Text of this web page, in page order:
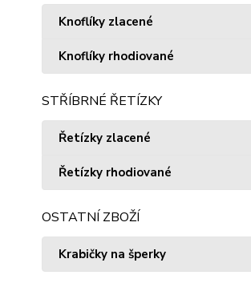
Knoflíky zlacené
Knoflíky rhodiované
STŘÍBRNÉ ŘETÍZKY
Řetízky zlacené
Řetízky rhodiované
OSTATNÍ ZBOŽÍ
Krabičky na šperky